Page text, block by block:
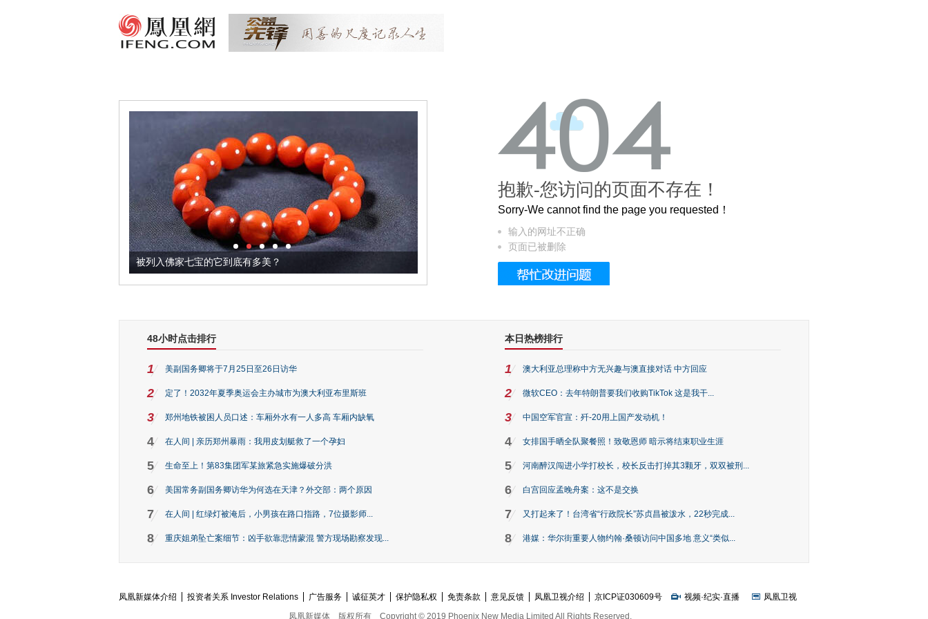
被列入佛家七宝的它到底有多美？ 这个3.2米的长卷，还原了600岁的紫禁城
抱歉-您访问的页面不存在！
Sorry-We cannot find the page you requested！
输入的网址不正确
页面已被删除
48小时点击排行
1 美副国务卿将于7月25日至26日访华
2 定了！2032年夏季奥运会主办城市为澳大利亚布里斯班
3 郑州地铁被困人员口述：车厢外水有一人多高 车厢内缺氧
4 在人间 | 亲历郑州暴雨：我用皮划艇救了一个孕妇
5 生命至上！第83集团军某旅紧急实施爆破分洪
6 美国常务副国务卿访华为何选在天津？外交部：两个原因
7 在人间 | 红绿灯被淹后，小男孩在路口指路，7位摄影师...
8 重庆姐弟坠亡案细节：凶手欲靠悲情蒙混 警方现场勘察发现...
本日热榜排行
1 澳大利亚总理称中方无兴趣与澳直接对话 中方回应
2 微软CEO：去年特朗普要我们收购TikTok 这是我干...
3 中国空军官宣：歼-20用上国产发动机！
4 女排国手晒全队聚餐照！致敬恩师 暗示将结束职业生涯
5 河南醉汉闯进小学打校长，校长反击打掉其3颗牙，双双被刑...
6 白宫回应孟晚舟案：这不是交换
7 又打起来了！台湾省“行政院长”苏贞昌被泼水，22秒完成...
8 港媒：华尔街重要人物约翰·桑顿访问中国多地 意义“类似...
凤凰新媒体介绍 投资者关系 Investor Relations 广告服务 诚征英才 保护隐私权 免责条款 意见反馈 凤凰卫视介绍 京ICP证030609号 视频·纪实·直播
凤凰卫视
凤凰新媒体
版权所有 Copyright © 2019 Phoenix New Media Limited All Rights Reserved.